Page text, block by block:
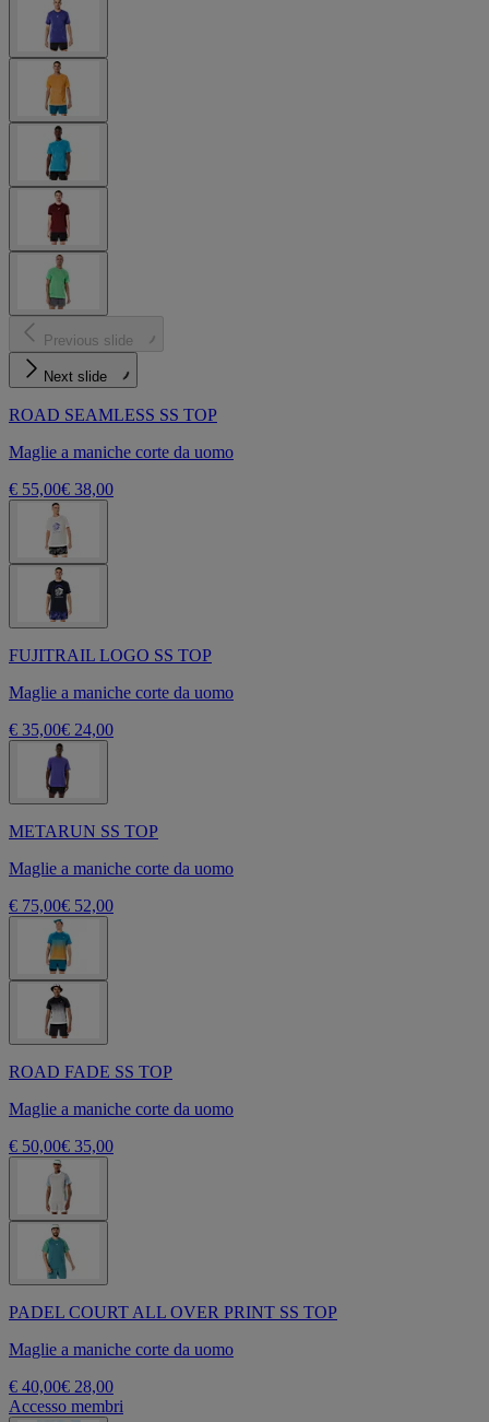
Previous slide
Next slide
ROAD SEAMLESS SS TOP
Maglie a maniche corte da uomo
€ 55,00€ 38,00
FUJITRAIL LOGO SS TOP
Maglie a maniche corte da uomo
€ 35,00€ 24,00
METARUN SS TOP
Maglie a maniche corte da uomo
€ 75,00€ 52,00
ROAD FADE SS TOP
Maglie a maniche corte da uomo
€ 50,00€ 35,00
PADEL COURT ALL OVER PRINT SS TOP
Maglie a maniche corte da uomo
€ 40,00€ 28,00
Accesso membri